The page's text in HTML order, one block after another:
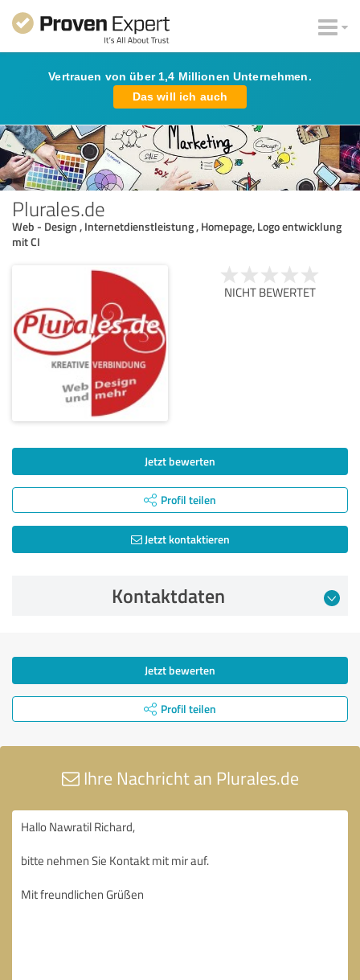
Vertrauen von über 1,4 Millionen Unternehmen.
Das will ich auch
Plurales.de
Web - Design , Internetdienstleistung , Homepage, Logo entwicklung
mit CI
NICHT BEWERTET
Jetzt bewerten
Profil teilen
Jetzt kontaktieren
Kontaktdaten
Jetzt bewerten
Profil teilen
Ihre Nachricht an Plurales.de